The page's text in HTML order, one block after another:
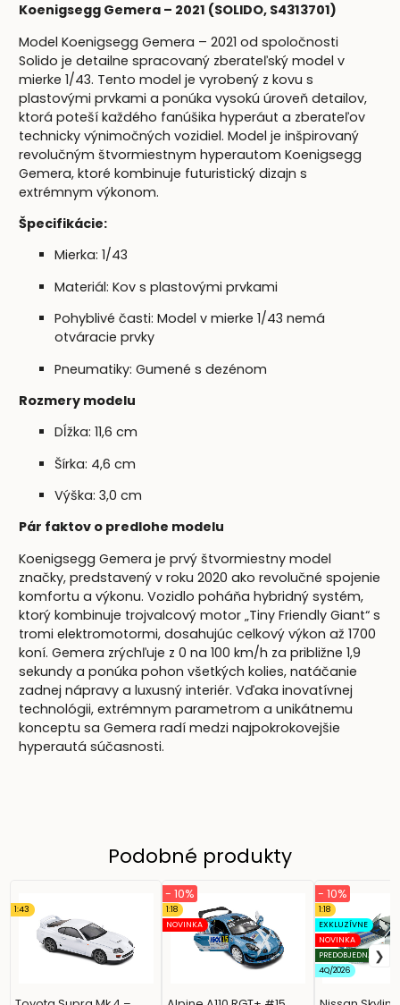
Koenigsegg Gemera – 2021 (SOLIDO, S4313701)
Model Koenigsegg Gemera – 2021 od spoločnosti
Solido je detailne spracovaný zberateľský model v
mierke 1/43. Tento model je vyrobený z kovu s
plastovými prvkami a ponúka vysokú úroveň detailov,
ktorá poteší každého fanúšika hyperáut a zberateľov
technicky výnimočných vozidiel. Model je inšpirovaný
revolučným štvormiestnym hyperautom Koenigsegg
Gemera, ktoré kombinuje futuristický dizajn s
extrémnym výkonom.
Špecifikácie:
Mierka: 1/43
Materiál: Kov s plastovými prvkami
Pohyblivé časti: Model v mierke 1/43 nemá
otváracie prvky
Pneumatiky: Gumené s dezénom
Rozmery modelu
Dĺžka: 11,6 cm
Šírka: 4,6 cm
Výška: 3,0 cm
Pár faktov o predlohe modelu
Koenigsegg Gemera je prvý štvormiestny model
značky, predstavený v roku 2020 ako revolučné spojenie
komfortu a výkonu. Vozidlo poháňa hybridný systém,
ktorý kombinuje trojvalcový motor „Tiny Friendly Giant“ s
tromi elektromotormi, dosahujúc celkový výkon až 1700
koní. Gemera zrýchľuje z 0 na 100 km/h za približne 1,9
sekundy a ponúka pohon všetkých kolies, natáčanie
zadnej nápravy a luxusný interiér. Vďaka inovatívnej
technológii, extrémnym parametrom a unikátnemu
konceptu sa Gemera radí medzi najpokrokovejšie
hyperautá súčasnosti.
Podobné produkty
1:43
1:18
NOVINKA
- 10%
1:18
EXKLUZÍVNE
NOVINKA
PREDOBJEDNÁVKA
4Q/2026
- 10%